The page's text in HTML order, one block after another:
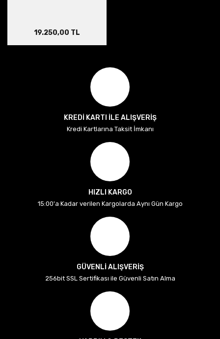
19.250,00 TL
KREDİ KARTI İLE ALIŞVERİŞ
Kredi Kartlarına Taksit İmkanı
HIZLI KARGO
15:00'a Kadar verilen Kargolarda Aynı Gün Kargo
GÜVENLİ ALIŞVERİŞ
256bit SSL Sertifikası ile Güvenli Satın Alma